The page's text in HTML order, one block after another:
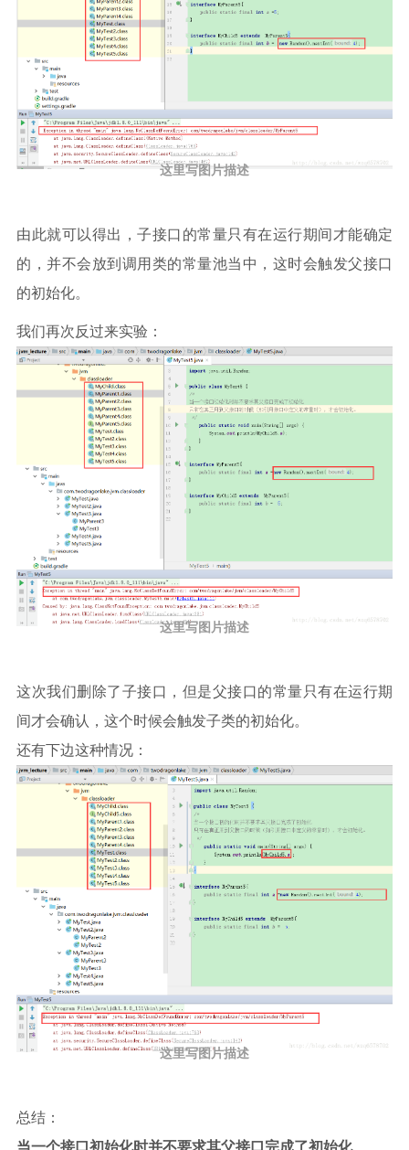
这里写图片描述
由此就可以得出，子接口的常量只有在运行期间才能确定
的，并不会放到调用类的常量池当中，这时会触发父接口
的初始化。
我们再次反过来实验：
这里写图片描述
这次我们删除了子接口，但是父接口的常量只有在运行期
间才会确认，这个时候会触发子类的初始化。
还有下边这种情况：
这里写图片描述
总结：
当一个接口初始化时并不要求其父接口完成了初始化